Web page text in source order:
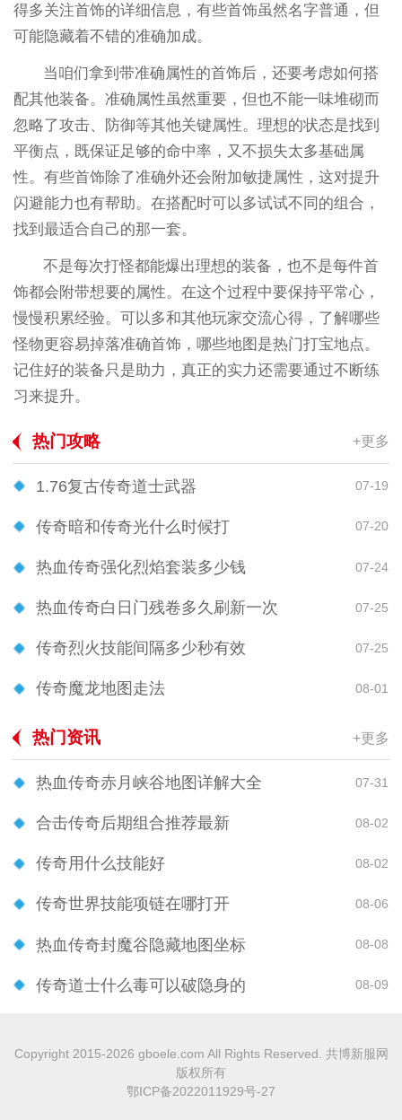
得多关注首饰的详细信息，有些首饰虽然名字普通，但
可能隐藏着不错的准确加成。
当咱们拿到带准确属性的首饰后，还要考虑如何搭
配其他装备。准确属性虽然重要，但也不能一味堆砌而
忽略了攻击、防御等其他关键属性。理想的状态是找到
平衡点，既保证足够的命中率，又不损失太多基础属
性。有些首饰除了准确外还会附加敏捷属性，这对提升
闪避能力也有帮助。在搭配时可以多试试不同的组合，
找到最适合自己的那一套。
不是每次打怪都能爆出理想的装备，也不是每件首
饰都会附带想要的属性。在这个过程中要保持平常心，
慢慢积累经验。可以多和其他玩家交流心得，了解哪些
怪物更容易掉落准确首饰，哪些地图是热门打宝地点。
记住好的装备只是助力，真正的实力还需要通过不断练
习来提升。
热门攻略 +更多
1.76复古传奇道士武器 07-19
传奇暗和传奇光什么时候打 07-20
热血传奇强化烈焰套装多少钱 07-24
热血传奇白日门残卷多久刷新一次 07-25
传奇烈火技能间隔多少秒有效 07-25
传奇魔龙地图走法 08-01
热门资讯 +更多
热血传奇赤月峡谷地图详解大全 07-31
合击传奇后期组合推荐最新 08-02
传奇用什么技能好 08-02
传奇世界技能项链在哪打开 08-06
热血传奇封魔谷隐藏地图坐标 08-08
传奇道士什么毒可以破隐身的 08-09
Copyright 2015-2026 gboele.com All Rights Reserved. 共博新服网
版权所有
鄂ICP备2022011929号-27